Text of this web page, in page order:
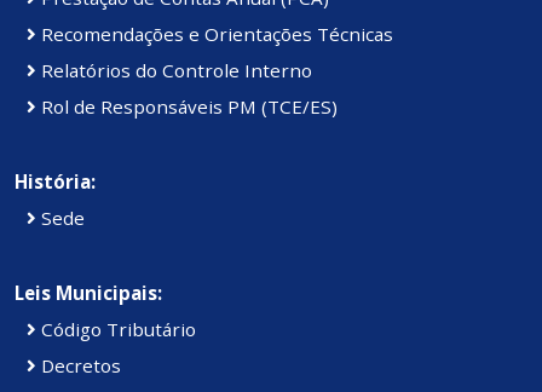
Recomendações e Orientações Técnicas
Relatórios do Controle Interno
Rol de Responsáveis PM (TCE/ES)
História:
Sede
Leis Municipais:
Código Tributário
Decretos